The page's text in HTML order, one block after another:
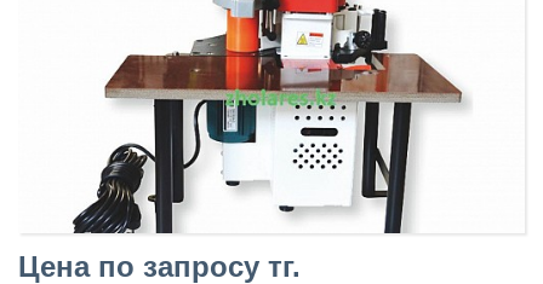
Цена по запросу тг.